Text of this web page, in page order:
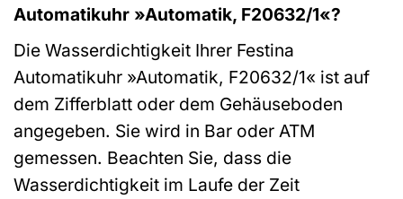
Automatikuhr »Automatik, F20632/1«?
Die Wasserdichtigkeit Ihrer Festina
Automatikuhr »Automatik, F20632/1« ist auf
dem Zifferblatt oder dem Gehäuseboden
angegeben. Sie wird in Bar oder ATM
gemessen. Beachten Sie, dass die
Wasserdichtigkeit im Laufe der Zeit